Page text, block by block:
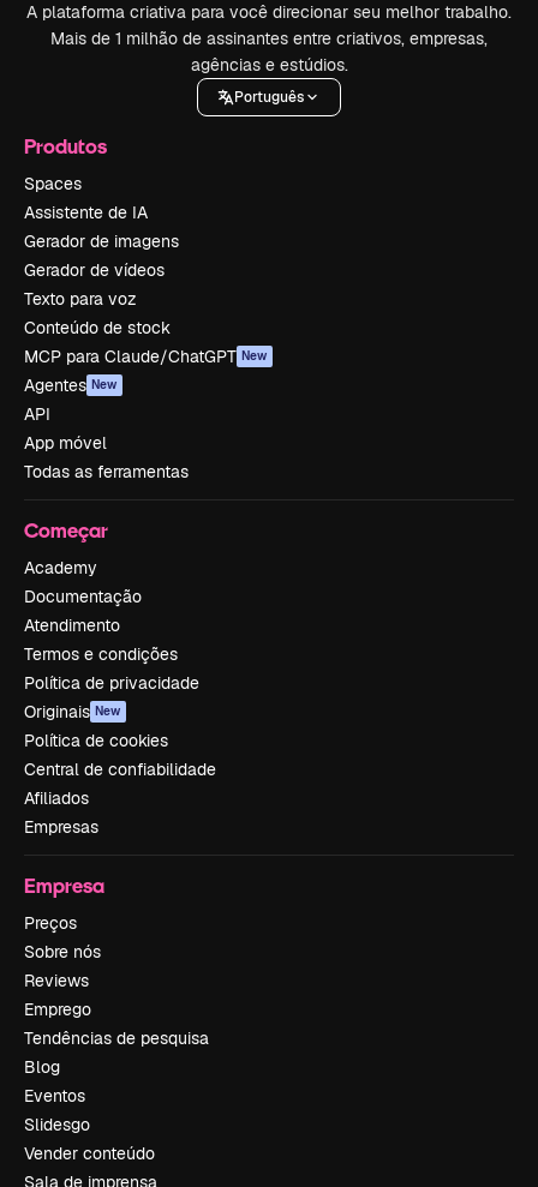
A plataforma criativa para você direcionar seu melhor trabalho.
Mais de 1 milhão de assinantes entre criativos, empresas,
agências e estúdios.
Português
Produtos
Spaces
Assistente de IA
Gerador de imagens
Gerador de vídeos
Texto para voz
Conteúdo de stock
MCP para Claude/ChatGPT New
Agentes New
API
App móvel
Todas as ferramentas
Começar
Academy
Documentação
Atendimento
Termos e condições
Política de privacidade
Originais New
Política de cookies
Central de confiabilidade
Afiliados
Empresas
Empresa
Preços
Sobre nós
Reviews
Emprego
Tendências de pesquisa
Blog
Eventos
Slidesgo
Vender conteúdo
Sala de imprensa